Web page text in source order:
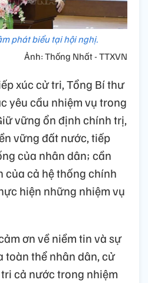
phát biểu tại hội nghị.
Ảnh: Thống Nhất - TTXVN
xúc cử tri, Tổng Bí thư
yêu cầu nhiệm vụ trong
vững ổn định chính trị,
vững đất nước, tiếp
của nhân dân; cần
của cả hệ thống chính
hiện những nhiệm vụ
ơn về niềm tin và sự
toàn thể nhân dân, cử
cả nước trong nhiệm